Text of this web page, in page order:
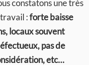
constatons une très
:forte baisse
locaux souvent
pas de
etc…